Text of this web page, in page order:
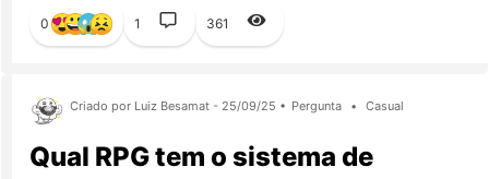
0 1 361
Criado por Luiz Besamat - 25/09/25 • Pergunta • Casual
Qual RPG tem o sistema de